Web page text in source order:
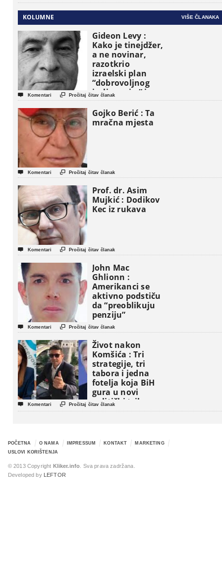
KOLUMNE VIŠE ČLANAKA
Gideon Levy :
Kako je tinejdžer,
a ne novinar,
razotkrio
izraelski plan
“dobrovoljnog
iseljavanja ” iz
Gaze
 Komentari  Pročitaj čitav članak
Gojko Berić : Ta
mračna mjesta
 Komentari  Pročitaj čitav članak
Prof. dr. Asim
Mujkić : Dodikov
Kec iz rukava
 Komentari  Pročitaj čitav članak
John Mac
Ghlionn :
Amerikanci se
aktivno podstiču
da “preoblikuju
penziju”
 Komentari  Pročitaj čitav članak
Život nakon
Komšića : Tri
strategije, tri
tabora i jedna
fotelja koja BiH
gura u novi
politički triler
 Komentari  Pročitaj čitav članak
POČETNA O NAMA IMPRESSUM KONTAKT
MARKETING
USLOVI KORIŠTENJA
© 2013 Copyright Kliker.info . Sva prava zadržana.
Developed by
LEFTOR